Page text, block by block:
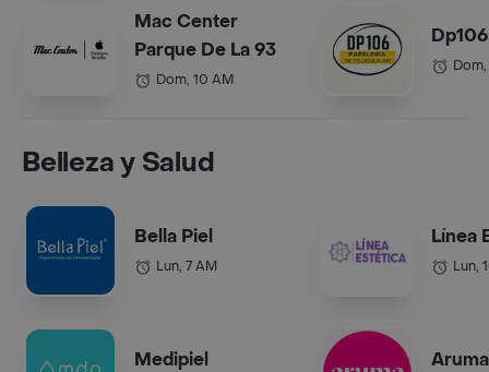
Mac Center
Parque De La 93
Dom, 10 AM
Dp106
Belleza y Salud
Bella Piel
Lun, 7 AM
Medipiel
Línea
Lun,